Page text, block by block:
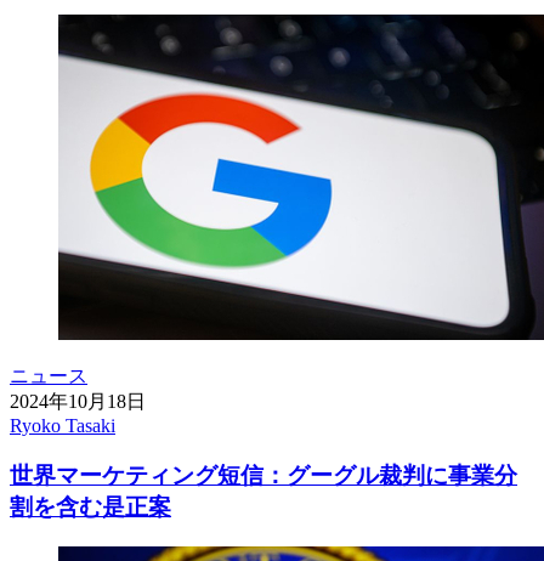
ニュース
2024年10月18日
Ryoko Tasaki
世界マーケティング短信：グーグル裁判に事業分
割を含む是正案